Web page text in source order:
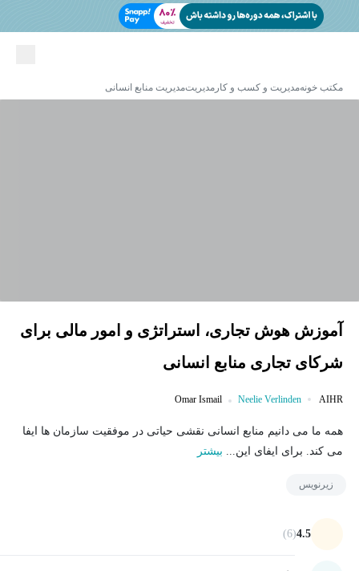
مکتب خونهمدیریت و کسب و کار مدیریتمدیریت منابع انسانی
آموزش هوش تجاری، استراتژی و امور مالی برای
شرکای تجاری منابع انسانی
AIHR
Omar Ismail Neelie Verlinden
همه ما می دانیم منابع انسانی نقشی حیاتی در موفقیت سازمان ها ایفا
می کند. برای ایفای این... بیشتر
زیرنویس
4.5
(6)